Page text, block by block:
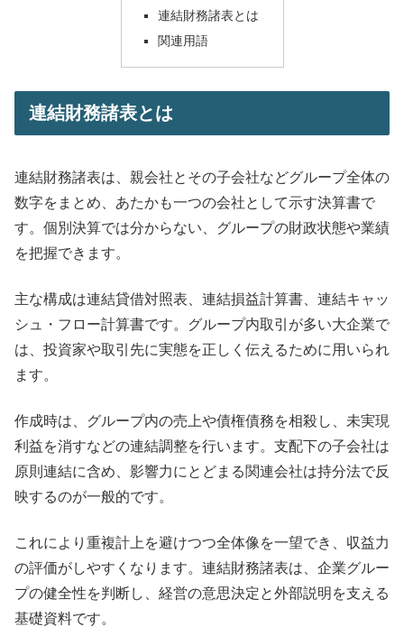
連結財務諸表とは
関連用語
連結財務諸表とは
連結財務諸表は、親会社とその子会社などグループ全体の
数字をまとめ、あたかも一つの会社として示す決算書で
す。個別決算では分からない、グループの財政状態や業績
を把握できます。
主な構成は連結貸借対照表、連結損益計算書、連結キャッ
シュ・フロー計算書です。グループ内取引が多い大企業で
は、投資家や取引先に実態を正しく伝えるために用いられ
ます。
作成時は、グループ内の売上や債権債務を相殺し、未実現
利益を消すなどの連結調整を行います。支配下の子会社は
原則連結に含め、影響力にとどまる関連会社は持分法で反
映するのが一般的です。
これにより重複計上を避けつつ全体像を一望でき、収益力
の評価がしやすくなります。連結財務諸表は、企業グルー
プの健全性を判断し、経営の意思決定と外部説明を支える
基礎資料です。